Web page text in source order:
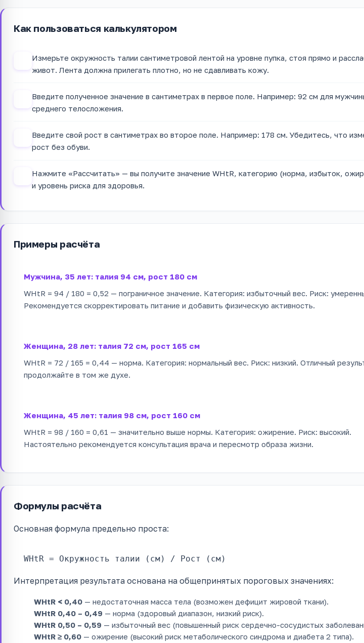
Как пользоваться калькулятором
Измерьте окружность талии сантиметровой лентой на уровне пупка, стоя прямо и
живот. Лента должна прилегать плотно, но не сдавливать кожу.
Введите полученное значение в сантиметрах в первое поле. Например: 92 см для
среднего телосложения.
Введите свой рост в сантиметрах во второе поле. Например: 178 см. Убедитесь, что
рост без обуви.
Нажмите «Рассчитать» — вы получите значение WHtR, категорию (норма, избыток,
и уровень риска для здоровья.
Примеры расчёта
Мужчина, 35 лет: талия 94 см, рост 180 см
WHtR = 94 / 180 = 0,52 — пограничное значение. Категория: избыточный вес. Риск:
Рекомендуется скорректировать питание и добавить физическую активность.
Женщина, 28 лет: талия 72 см, рост 165 см
WHtR = 72 / 165 = 0,44 — норма. Категория: нормальный вес. Риск: низкий. Отличный
продолжайте в том же духе.
Женщина, 45 лет: талия 98 см, рост 160 см
WHtR = 98 / 160 = 0,61 — значительно выше нормы. Категория: ожирение. Риск: высокий.
Настоятельно рекомендуется консультация врача и пересмотр образа жизни.
Формулы расчёта
Основная формула предельно проста:
WHtR = Окружность талии (см) / Рост (см)
Интерпретация результата основана на общепринятых пороговых значениях:
WHtR < 0,40 — недостаточная масса тела (возможен дефицит жировой ткани).
WHtR 0,40 – 0,49 — норма (здоровый диапазон, низкий риск).
WHtR 0,50 – 0,59 — избыточный вес (повышенный риск сердечно-сосудистых
WHtR ≥ 0,60 — ожирение (высокий риск метаболического синдрома и диабета 2 типа).